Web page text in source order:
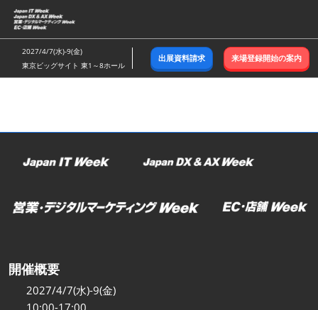
ス
キ
ッ
し
む
2027/4/7(水)-9(金)
東京ビッグサイト 東1～8ホール
出展資料請求 来場登録開始の案内
開催概要
2027/4/7(水)-9(金)
10:00-17:00